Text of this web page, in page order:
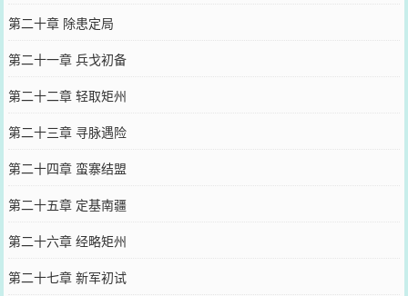
第二十章 除患定局
第二十一章 兵戈初备
第二十二章 轻取矩州
第二十三章 寻脉遇险
第二十四章 蛮寨结盟
第二十五章 定基南疆
第二十六章 经略矩州
第二十七章 新军初试